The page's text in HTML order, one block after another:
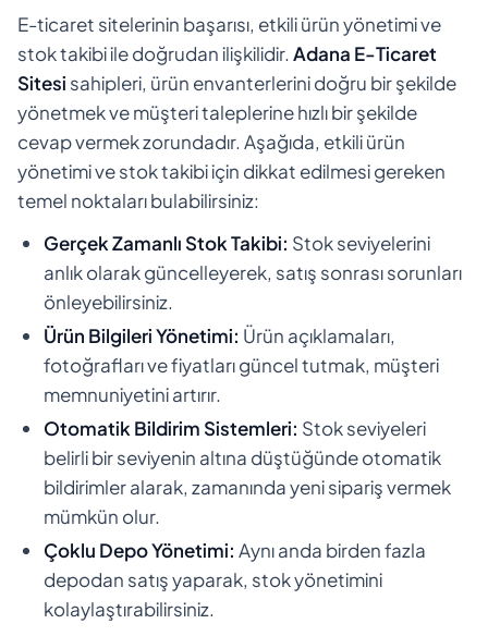
E-ticaret sitelerinin başarısı, etkili ürün yönetimi ve
stok takibi ile doğrudan ilişkilidir. Adana E-Ticaret
Sitesi sahipleri, ürün envanterlerini doğru bir şekilde
yönetmek ve müşteri taleplerine hızlı bir şekilde
cevap vermek zorundadır. Aşağıda, etkili ürün
yönetimi ve stok takibi için dikkat edilmesi gereken
temel noktaları bulabilirsiniz:
Gerçek Zamanlı Stok Takibi: Stok seviyelerini
anlık olarak güncelleyerek, satış sonrası sorunları
önleyebilirsiniz.
Ürün Bilgileri Yönetimi: Ürün açıklamaları,
fotoğrafları ve fiyatları güncel tutmak, müşteri
memnuniyetini artırır.
Otomatik Bildirim Sistemleri: Stok seviyeleri
belirli bir seviyenin altına düştüğünde otomatik
bildirimler alarak, zamanında yeni sipariş vermek
mümkün olur.
Çoklu Depo Yönetimi: Aynı anda birden fazla
depodan satış yaparak, stok yönetimini
kolaylaştırabilirsiniz.